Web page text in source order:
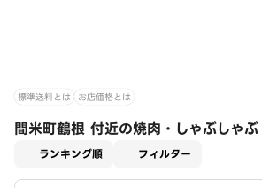
標準送料とは お店価格とは
間米町鶴根 付近の焼肉・しゃぶしゃぶ
ランキング順 フィルター